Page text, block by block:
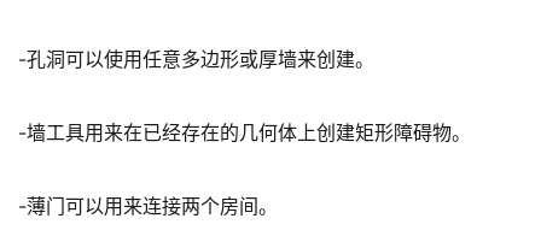
-孔洞可以使用任意多边形或厚墙来创建。
-墙工具用来在已经存在的几何体上创建矩形障碍物。
-薄门可以用来连接两个房间。